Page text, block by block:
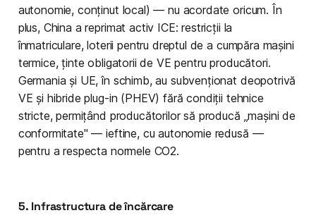
autonomie, conținut local) — nu acordate oricum. În
plus, China a reprimat activ ICE: restricții la
înmatriculare, loterii pentru dreptul de a cumpăra mașini
termice, ținte obligatorii de VE pentru producători.
Germania și UE, în schimb, au subvenționat deopotrivă
VE și hibride plug-in (PHEV) fără condiții tehnice
stricte, permițând producătorilor să producă „mașini de
conformitate" — ieftine, cu autonomie redusă —
pentru a respecta normele CO2.
5. Infrastructura de încărcare